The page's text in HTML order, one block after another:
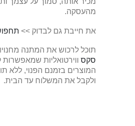
מהעסקה.
את חייבת גם לבדוק >>
תוכל לרכוש את המתנה
סקס ווירטואליות
המוצרים בזמנם הפנוי, ללא
ולקבל את המשלוח עד הבית.